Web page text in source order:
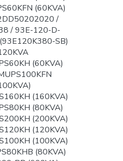
(60KVA)
/
/ 93E-120-D-
SB)
(60KVA)
(160KVA)
(80KVA)
(200KVA)
(120KVA)
(100KVA)
(80KVA)